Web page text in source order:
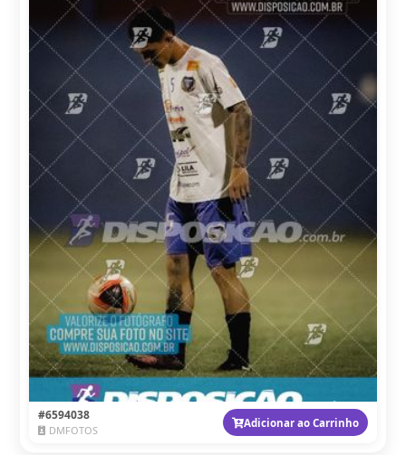
#6594038
DMFOTOS
Adicionar ao Carrinho